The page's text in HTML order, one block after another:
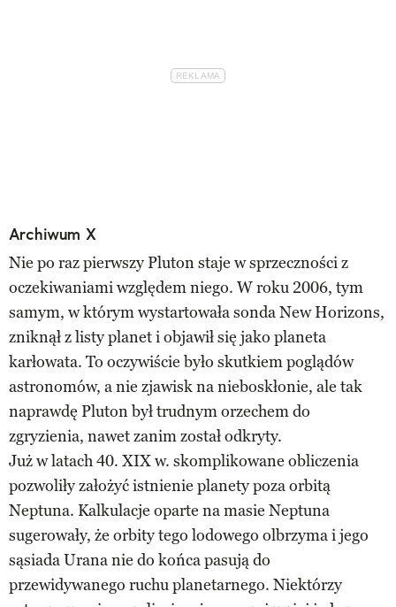
Archiwum X
Nie po raz pierwszy Pluton staje w sprzeczności z
oczekiwaniami względem niego. W roku 2006, tym
samym, w którym wystartowała sonda New Horizons,
zniknął z listy planet i objawił się jako planeta
karłowata. To oczywiście było skutkiem poglądów
astronomów, a nie zjawisk na nieboskłonie, ale tak
naprawdę Pluton był trudnym orzechem do
zgryzienia, nawet zanim został odkryty.
Już w latach 40. XIX w. skomplikowane obliczenia
pozwoliły założyć istnienie planety poza orbitą
Neptuna. Kalkulacje oparte na masie Neptuna
sugerowały, że orbity tego lodowego olbrzyma i jego
sąsiada Urana nie do końca pasują do
przewidywanego ruchu planetarnego. Niektórzy